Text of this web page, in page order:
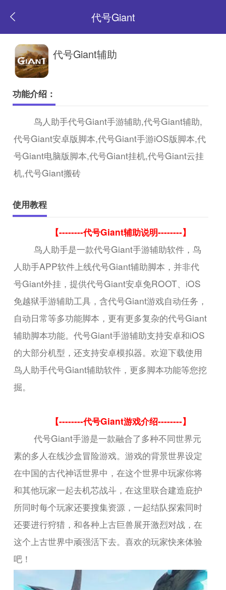
代号Giant
返
页
代号Giant辅助
功能介绍：
鸟人助手代号Giant手游辅助,代号Giant辅助,
代号Giant安卓版脚本,代号Giant手游iOS版脚本,代
号Giant电脑版脚本,代号Giant挂机,代号Giant云挂
机,代号Giant搬砖
使用教程
【--------代号Giant辅助说明--------】
鸟人助手是一款代号Giant手游辅助软件，鸟
人助手APP软件上线代号Giant辅助脚本，并非代
号Giant外挂，提供代号Giant安卓免ROOT、iOS
免越狱手游辅助工具，含代号Giant游戏自动任务，
自动日常等多功能脚本，更有更多复杂的代号Giant
辅助脚本功能。代号Giant手游辅助支持安卓和iOS
的大部分机型，还支持安卓模拟器。欢迎下载使用
鸟人助手代号Giant辅助软件，更多脚本功能等您挖
掘。
【--------代号Giant游戏介绍--------】
代号Giant手游是一款融合了多种不同世界元
素的多人在线沙盒冒险游戏。游戏的背景世界设定
在中国的古代神话世界中，在这个世界中玩家你将
和其他玩家一起去机芯战斗，在这里联合建造庇护
所同时每个玩家还要搜集资源，一起结队探索同时
还要进行狩猎，和各种上古巨兽展开激烈对战，在
这个上古世界中顽强活下去。喜欢的玩家快来体验
吧！